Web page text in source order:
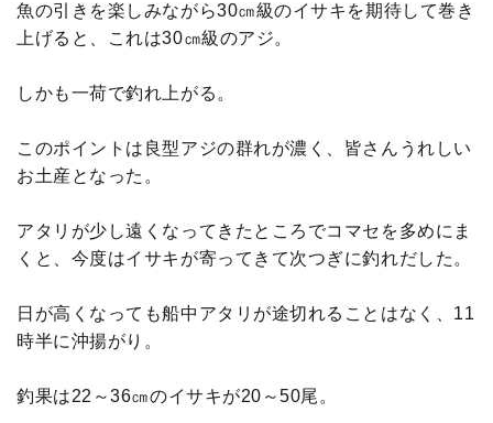
魚の引きを楽しみながら30㎝級のイサキを期待して巻き
上げると、これは30㎝級のアジ。
しかも一荷で釣れ上がる。
このポイントは良型アジの群れが濃く、皆さんうれしい
お土産となった。
アタリが少し遠くなってきたところでコマセを多めにま
くと、今度はイサキが寄ってきて次つぎに釣れだした。
日が高くなっても船中アタリが途切れることはなく、11
時半に沖揚がり。
釣果は22～36㎝のイサキが20～50尾。